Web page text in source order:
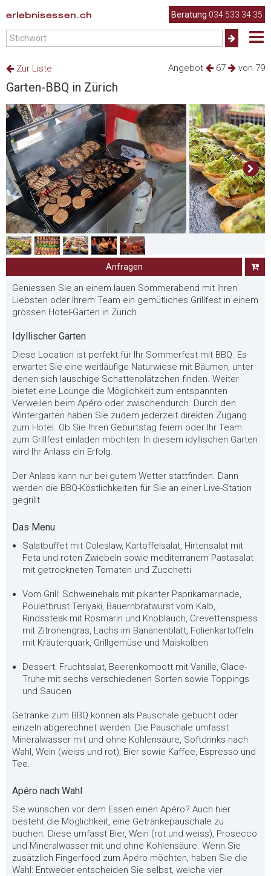
erlebnisessen.ch Beratung 034 533 34 35
Angebot 67 von 79
Zur Liste
Garten-BBQ in Zürich
Anfragen
Geniessen Sie an einem lauen Sommerabend mit Ihren
Liebsten oder Ihrem Team ein gemütliches Grillfest in einem
grossen Hotel-Garten in Zürich.
Idyllischer Garten
Diese Location ist perfekt für Ihr Sommerfest mit BBQ. Es
erwartet Sie eine weitläufige Naturwiese mit Bäumen, unter
denen sich lauschige Schattenplätzchen finden. Weiter
bietet eine Lounge die Möglichkeit zum entspannten
Verweilen beim Apéro oder zwischendurch. Durch den
Wintergarten haben Sie zudem jederzeit direkten Zugang
zum Hotel. Ob Sie Ihren Geburtstag feiern oder Ihr Team
zum Grillfest einladen möchten: In diesem idyllischen Garten
wird Ihr Anlass ein Erfolg.
Der Anlass kann nur bei gutem Wetter stattfinden. Dann
werden die BBQ-Köstlichkeiten für Sie an einer Live-Station
gegrillt.
Das Menu
Salatbuffet mit Coleslaw, Kartoffelsalat, Hirtensalat mit
Feta und roten Zwiebeln sowie mediterranem Pastasalat
mit getrockneten Tomaten und Zucchetti
Vom Grill: Schweinehals mit pikanter Paprikamarinade,
Pouletbrust Teriyaki, Bauernbratwurst vom Kalb,
Rindssteak mit Rosmarin und Knoblauch, Crevettenspiess
mit Zitronengras, Lachs im Bananenblatt, Folienkartoffeln
mit Kräuterquark, Grillgemüse und Maiskolben
Dessert: Fruchtsalat, Beerenkompott mit Vanille, Glace-
Truhe mit sechs verschiedenen Sorten sowie Toppings
und Saucen
Getränke zum BBQ können als Pauschale gebucht oder
einzeln abgerechnet werden. Die Pauschale umfasst
Mineralwasser mit und ohne Kohlensäure, Softdrinks nach
Wahl, Wein (weiss und rot), Bier sowie Kaffee, Espresso und
Tee.
Apéro nach Wahl
Sie wünschen vor dem Essen einen Apéro? Auch hier
besteht die Möglichkeit, eine Getränkepauschale zu
buchen. Diese umfasst Bier, Wein (rot und weiss), Prosecco
und Mineralwasser mit und ohne Kohlensäure. Wenn Sie
zusätzlich Fingerfood zum Apéro möchten, haben Sie die
Wahl: Entweder entscheiden Sie selbst, welche vier